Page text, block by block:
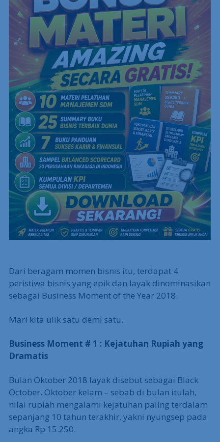
Dari beragam momen bisnis itu, terdapat 4
peristiwa bisnis yang epik dan layak dinominasikan
sebagai Business Moment of the Year 2018.
Mari kita ulik satu demi satu.
Business Moment # 1 : Kejatuhan Rupiah yang
Dramatis
Bulan Oktober 2018 layak disebut sebagai Black
October, Oktober kelam – sebab di bulan itulah,
nilai rupiah mengalami kejatuhan paling terdalam
sepanjang 10 tahun terakhir, yakni nyungsep pada
angka Rp 15.250.